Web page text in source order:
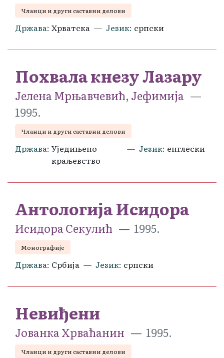
Чланци и други саставни делови
Држава Хрватска Језик српски
Похвала кнезу Лазару
Јелена Мрњавчевић, Јефимија
1995.
Чланци и други саставни делови
Држава Уједињено
краљевство
Језик енглески
Антологија Исидора
Исидора Секулић 1995.
Монографије
Држава Србија Језик српски
Невиђени
Јованка Хрваћанин 1995.
Чланци и други саставни делови